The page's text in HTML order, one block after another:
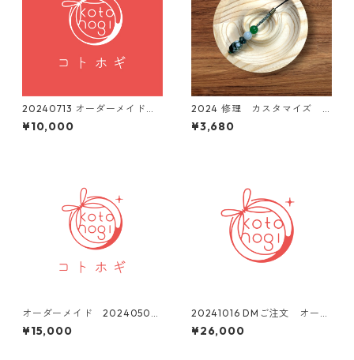
20240713 オーダーメイド
お守りブレスレット ご依頼
品
¥10,000
2024 修理 カスタマイズ
ストラップお守り
¥3,680
オーダーメイド 20240509
カイヤナイト ブレスレット
¥15,000
20241016 DMご注文 オーダ
ーメイド インカローズ ブ
ルームーンストーン他
¥26,000